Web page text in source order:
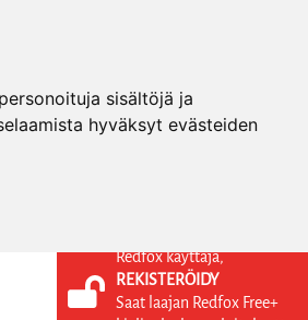
sisältöjä ja
hyväksyt evästeiden
KIRJAUDU SISÄÄN
Redfox käyttäjä,
REKISTERÖIDY
Saat laajan Redfox Free+